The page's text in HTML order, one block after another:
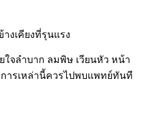
งเคียงที่รุนแรง
ใจลำบาก ลมพิษ เวียนหัว หน้า
ารเหล่านี้ควรไปพบแพทย์ทันที